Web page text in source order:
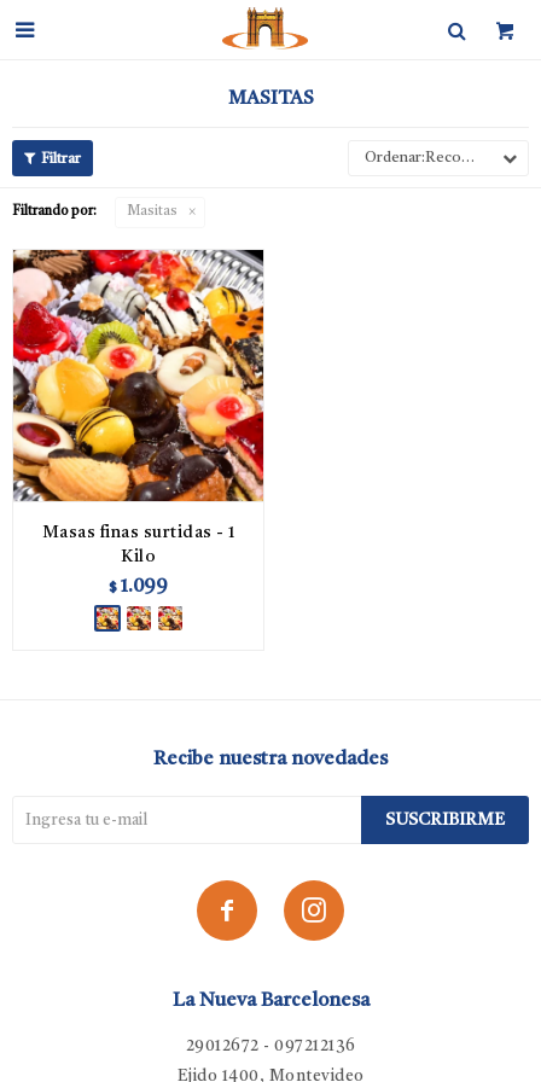

MASITAS
Recomendados
Filtrando por: Masitas
Masas finas surtidas - 1
Kilo
$ 1.099
La Nueva Barcelonesa
29012672 - 097212136
Ejido 1400, Montevideo
Recibe nuestra novedades
SUSCRIBIRME
 